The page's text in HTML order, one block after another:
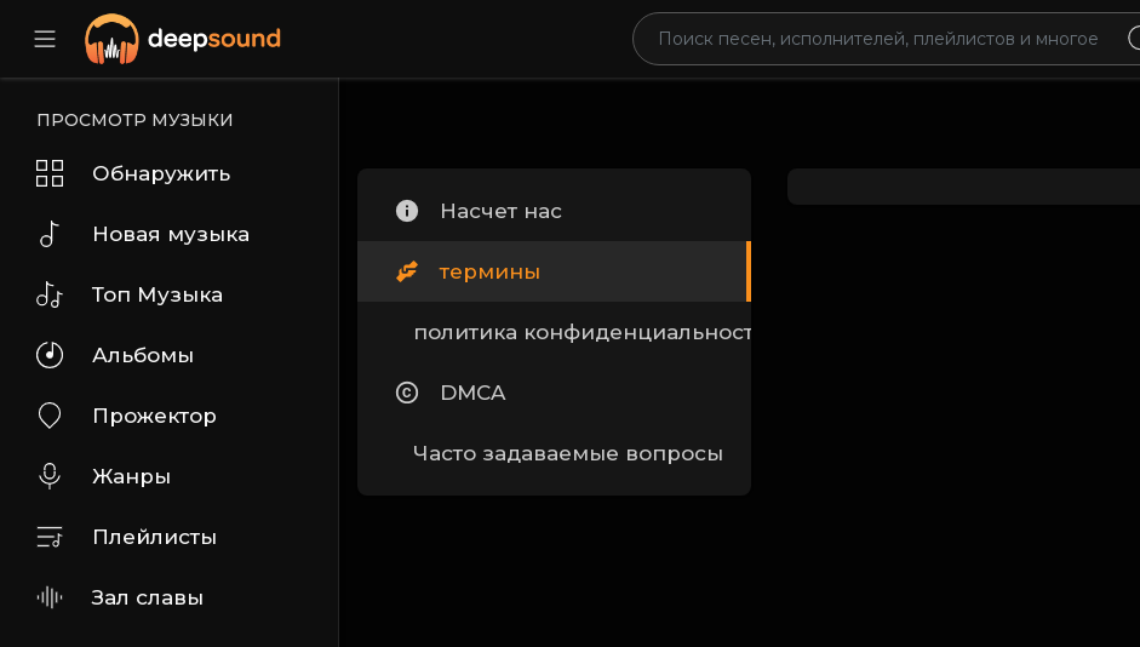
ПРОСМОТР МУЗЫКИ
Обнаружить
Новая музыка
Топ Музыка
Альбомы
Прожектор
Жанры
Плейлисты
Зал славы
Насчет нас
термины
политика конфиденциальности
DMCA
Часто задаваемые вопросы